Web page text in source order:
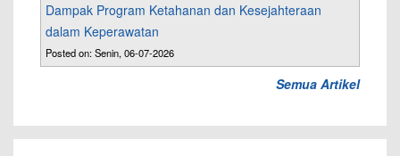
Dampak Program Ketahanan dan Kesejahteraan
dalam Keperawatan
Posted on: Senin, 06-07-2026
Semua Artikel